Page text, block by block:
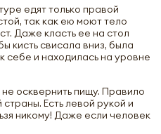
едят только правой
так как ею моют тело
Даже класть ее на стол
кисть свисала вниз, была
себе и находилась на уровне
осквернить пищу. Правило
Есть левой рукой и
никому! Даже если человек